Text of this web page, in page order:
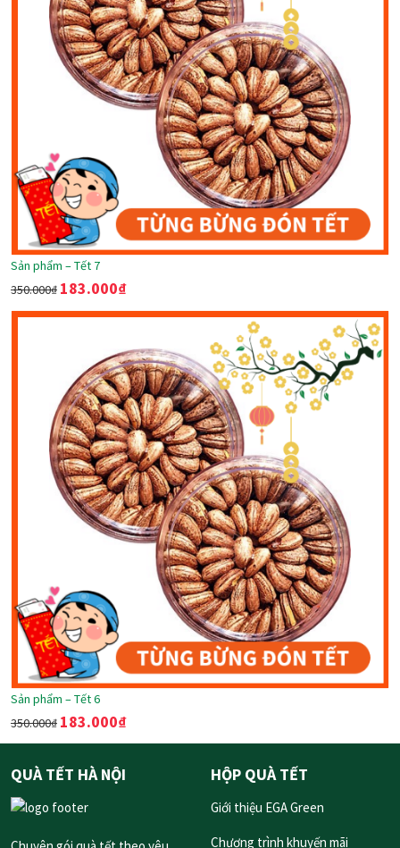
Sản phẩm – Tết 7
350.000₫ 183.000₫
Sản phẩm – Tết 6
350.000₫ 183.000₫
QUÀ TẾT HÀ NỘI HỘP QUÀ TẾT
Giới thiệu EGA Green
Chương trình khuyến mãi